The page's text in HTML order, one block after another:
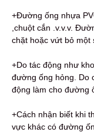
+Đường ống nhựa
,chuột cắn .v.v.v.
chặt hoặc vứt bỏ một
+Do tác động như
đường ống hỏng. Do
động làm cho đường
+Cách nhận biết khi
vực khác có đường